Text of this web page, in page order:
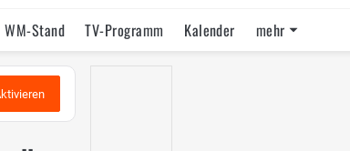
WM-Stand TV-Programm
Kalender
Lexikon
mehr